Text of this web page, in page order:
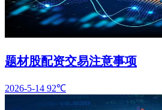
题材股配资交易注意事项
2026-5-14 92℃